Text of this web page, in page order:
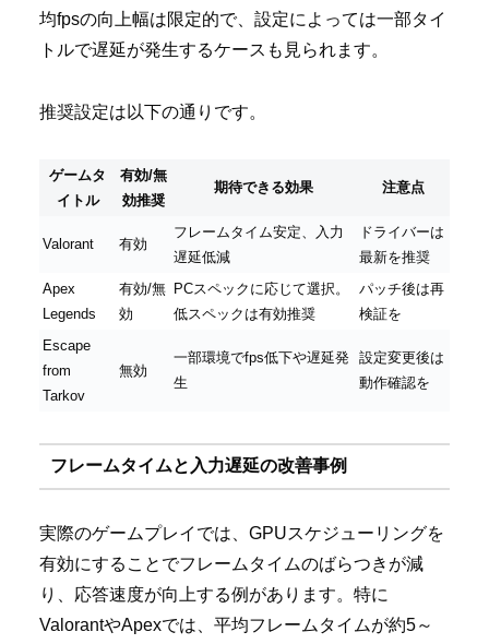
均fpsの向上幅は限定的で、設定によっては一部タイ
トルで遅延が発生するケースも見られます。
推奨設定は以下の通りです。
ゲームタ
イトル
有効/無
効推奨
期待できる効果 注意点
Valorant 有効
フレームタイム安定、入力
遅延低減
ドライバーは
最新を推奨
Apex
Legends
有効/無
効
PCスペックに応じて選択。
低スペックは有効推奨
パッチ後は再
検証を
Escape
from
Tarkov
無効
一部環境でfps低下や遅延発
生
設定変更後は
動作確認を
フレームタイムと入力遅延の改善事例
実際のゲームプレイでは、GPUスケジューリングを
有効にすることでフレームタイムのばらつきが減
り、応答速度が向上する例があります。特に
ValorantやApexでは、平均フレームタイムが約5～